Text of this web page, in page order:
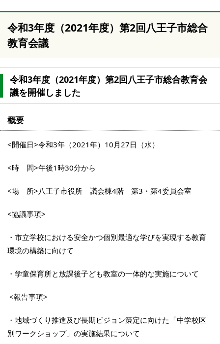
令和3年度（2021年度）第2回八王子市総合
教育会議
令和3年度（2021年度）第2回八王子市総合教育会
議を開催しました
概要
<開催日>令和3年（2021年）10月27日（水）
<時 間>午後1時30分から
<場 所>八王子市役所 議会棟4階 第3・第4委員会室
<協議事項>
・市立学校における安全かつ個別最適な学びを実現する教育
環境の構築に向けて
・学童保育所と放課後子ども教室の一体的な実施について
<報告事項>
・地域づくり推進及び長期ビジョン策定に向けた「中学校区
別ワークショップ」の実施結果について